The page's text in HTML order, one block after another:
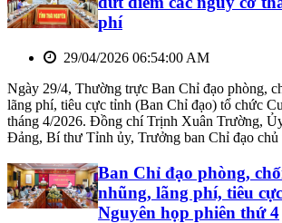
phí
29/04/2026 06:54:00 AM
Ngày 29/4, Thường trực Ban Chỉ đạo phòng,
lãng phí, tiêu cực tỉnh (Ban Chỉ đạo) tổ chức
tháng 4/2026. Đồng chí Trịnh Xuân Trường,
Đảng, Bí thư Tỉnh ủy, Trưởng ban Chỉ đạo chủ
Ban Chỉ đạo phòng,
nhũng, lãng phí, tiêu
Nguyên họp phiên thứ 4